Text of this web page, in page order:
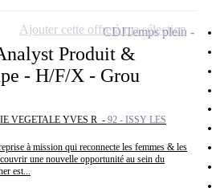
Produit &
- H/F/X - Grou
VEGETALE YVES R - 92 - ISSY LES
à mission qui reconnecte les femmes & les
une nouvelle opportunité au sein du
est...
CDITemps plein
Ajouter cette offre à ma sélection